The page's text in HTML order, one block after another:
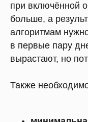
при включённой
больше, а
алгоритмам
в первые пару
вырастают, но
Также